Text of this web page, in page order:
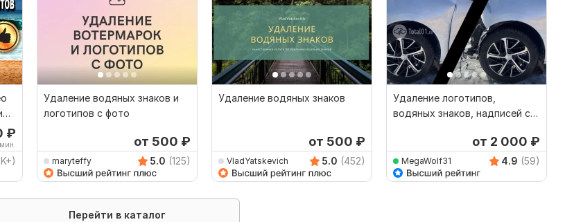
₽
Удаление водяных знаков и
логотипов с фото
от 500 ₽
maryteffy 5.0 (125)
Удаление водяных знаков
от 500 ₽
VladYatskevich 5.0 (452)
Удаление логотипов,
водяных знаков, надписей с
от 2 000 ₽
MegaWolf31 4.9 (59)
Перейти в каталог